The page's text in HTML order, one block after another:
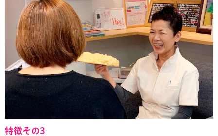
特徴その3